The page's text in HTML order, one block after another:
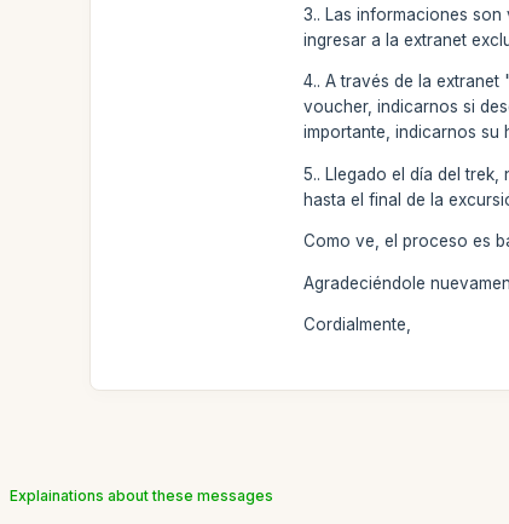
3.. Las informaciones
ingresar a la extranet
4.. A través de la
voucher, indicarnos si
importante, indicarnos su
5.. Llegado el día del
hasta el final de la
Como ve, el proceso es
Agradeciéndole
Cordialmente,
Explainations about these messages